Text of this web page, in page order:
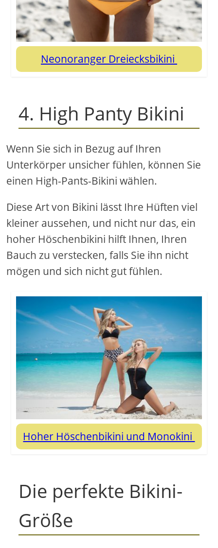
Neonoranger Dreiecksbikini
4. High Panty Bikini
Wenn Sie sich in Bezug auf Ihren
Unterkörper unsicher fühlen, können Sie
einen High-Pants-Bikini wählen.
Diese Art von Bikini lässt Ihre Hüften viel
kleiner aussehen, und nicht nur das, ein
hoher Höschenbikini hilft Ihnen, Ihren
Bauch zu verstecken, falls Sie ihn nicht
mögen und sich nicht gut fühlen.
Hoher Höschenbikini und Monokini
Die perfekte Bikini-
Größe